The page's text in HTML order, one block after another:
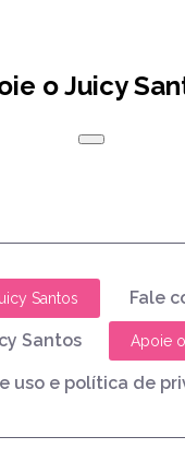
o Juicy
Santos Fale
Santos Apoie
uso e política de